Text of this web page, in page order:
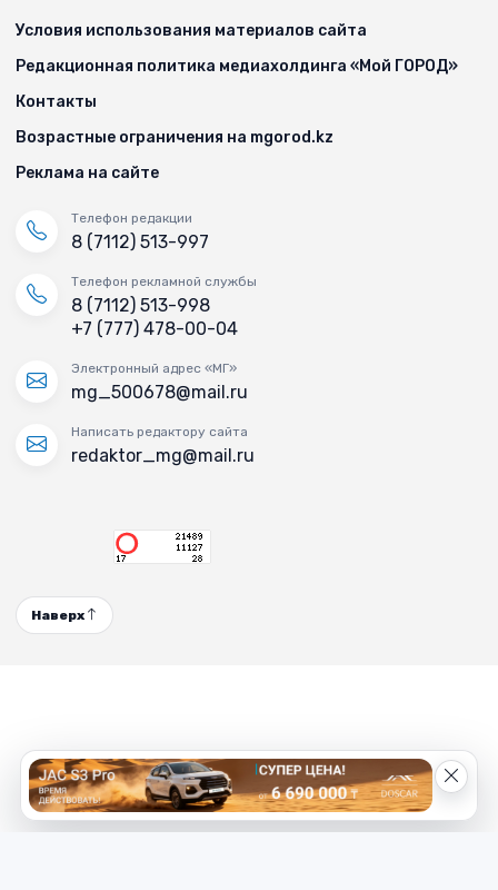
Условия использования материалов сайта
Редакционная политика медиахолдинга «Мой ГОРОД»
Контакты
Возрастные ограничения на mgorod.kz
Реклама на сайте
Телефон редакции
8 (7112) 513-997
Телефон рекламной службы
8 (7112) 513-998
+7 (777) 478-00-04
Электронный адрес «МГ»
mg_500678@mail.ru
Написать редактору сайта
redaktor_mg@mail.ru
Наверх